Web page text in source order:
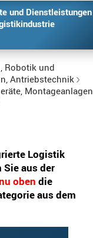
und Dienstleistungen
und Dienstleistungen
Robotik und
Antriebstechnik
Montageanlagen
Logistik
Sie aus der
die
aus dem